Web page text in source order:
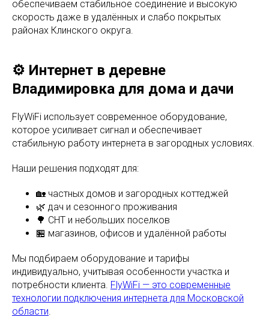
обеспечиваем стабильное соединение и высокую
скорость даже в удалённых и слабо покрытых
районах Клинского округа.
⚙️ Интернет в деревне
Владимировка для дома и дачи
FlyWiFi использует современное оборудование,
которое усиливает сигнал и обеспечивает
стабильную работу интернета в загородных условиях.
Наши решения подходят для:
🏡 частных домов и загородных коттеджей
🌿 дач и сезонного проживания
🌳 СНТ и небольших поселков
🏪 магазинов, офисов и удалённой работы
Мы подбираем оборудование и тарифы
индивидуально, учитывая особенности участка и
потребности клиента. FlyWiFi — это современные
технологии подключения интернета для Московской
области.